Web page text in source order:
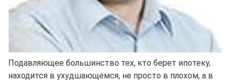
Подавляющее большинство тех, кто берет ипотеку,
находится в ухудшающемся, не просто в плохом, а в